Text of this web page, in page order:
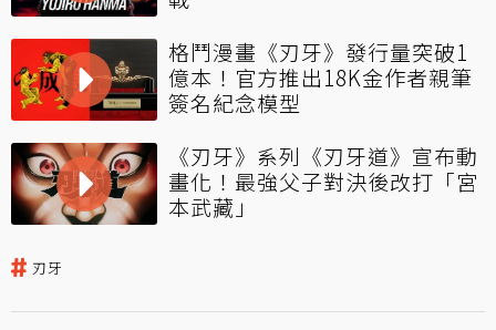
格鬥漫畫《刃牙》發行量突破1
億本！官方推出18K金作者親筆
簽名紀念模型
《刃牙》系列《刃牙道》宣布動
畫化！最強父子對決後改打「宮
本武藏」
刃牙